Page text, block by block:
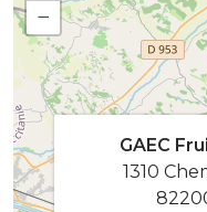
−
GAEC
1310